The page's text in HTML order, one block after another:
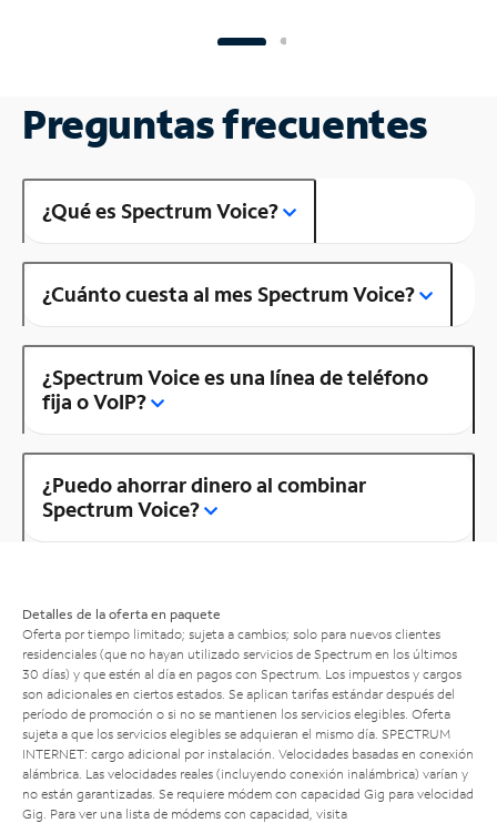
Preguntas frecuentes
¿Qué es Spectrum Voice?
¿Cuánto cuesta al mes Spectrum Voice?
¿Spectrum Voice es una línea de teléfono
fija o VoIP?
¿Puedo ahorrar dinero al combinar
Spectrum Voice?
Detalles de la oferta en paquete
Oferta por tiempo limitado; sujeta a cambios; solo para nuevos clientes
residenciales (que no hayan utilizado servicios de Spectrum en los últimos
30 días) y que estén al día en pagos con Spectrum. Los impuestos y cargos
son adicionales en ciertos estados. Se aplican tarifas estándar después del
período de promoción o si no se mantienen los servicios elegibles. Oferta
sujeta a que los servicios elegibles se adquieran el mismo día. SPECTRUM
INTERNET: cargo adicional por instalación. Velocidades basadas en conexión
alámbrica. Las velocidades reales (incluyendo conexión inalámbrica) varían y
no están garantizadas. Se requiere módem con capacidad Gig para velocidad
Gig. Para ver una lista de módems con capacidad, visita